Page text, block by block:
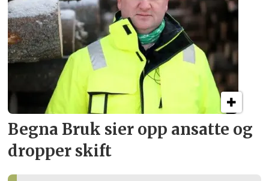
Begna Bruk sier opp ansatte og
dropper skift